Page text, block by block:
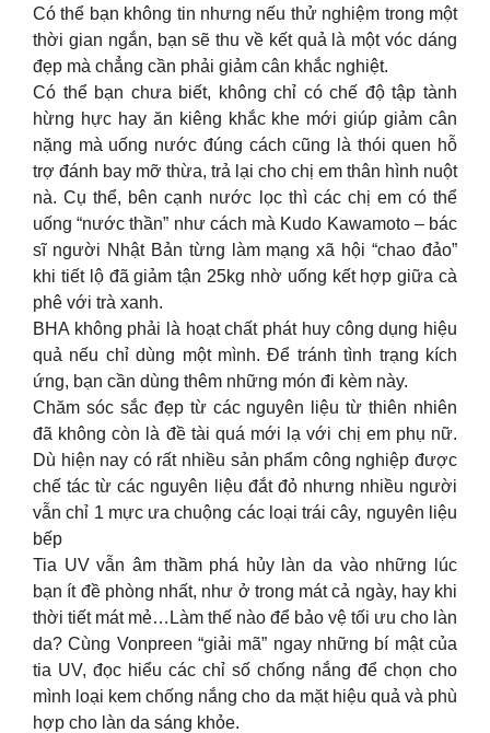
Có thể bạn không tin nhưng nếu thử nghiệm trong một
thời gian ngắn, bạn sẽ thu về kết quả là một vóc dáng
đẹp mà chẳng cần phải giảm cân khắc nghiệt.
Có thể bạn chưa biết, không chỉ có chế độ tập tành
hừng hực hay ăn kiêng khắc khe mới giúp giảm cân
nặng mà uống nước đúng cách cũng là thói quen hỗ
trợ đánh bay mỡ thừa, trả lại cho chị em thân hình nuột
nà. Cụ thể, bên cạnh nước lọc thì các chị em có thể
uống “nước thần” như cách mà Kudo Kawamoto – bác
sĩ người Nhật Bản từng làm mạng xã hội “chao đảo”
khi tiết lộ đã giảm tận 25kg nhờ uống kết hợp giữa cà
phê với trà xanh.
BHA không phải là hoạt chất phát huy công dụng hiệu
quả nếu chỉ dùng một mình. Để tránh tình trạng kích
ứng, bạn cần dùng thêm những món đi kèm này.
Chăm sóc sắc đẹp từ các nguyên liệu từ thiên nhiên
đã không còn là đề tài quá mới lạ với chị em phụ nữ.
Dù hiện nay có rất nhiều sản phẩm công nghiệp được
chế tác từ các nguyên liệu đắt đỏ nhưng nhiều người
vẫn chỉ 1 mực ưa chuộng các loại trái cây, nguyên liệu
bếp
Tia UV vẫn âm thầm phá hủy làn da vào những lúc
bạn ít đề phòng nhất, như ở trong mát cả ngày, hay khi
thời tiết mát mẻ…Làm thế nào để bảo vệ tối ưu cho làn
da? Cùng Vonpreen “giải mã” ngay những bí mật của
tia UV, đọc hiểu các chỉ số chống nắng để chọn cho
mình loại kem chống nắng cho da mặt hiệu quả và phù
hợp cho làn da sáng khỏe.